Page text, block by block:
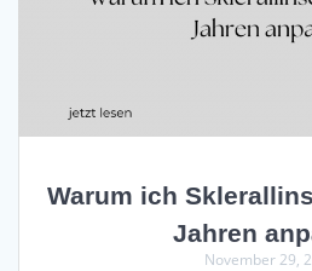
Warum ich
Jahren
November 29,